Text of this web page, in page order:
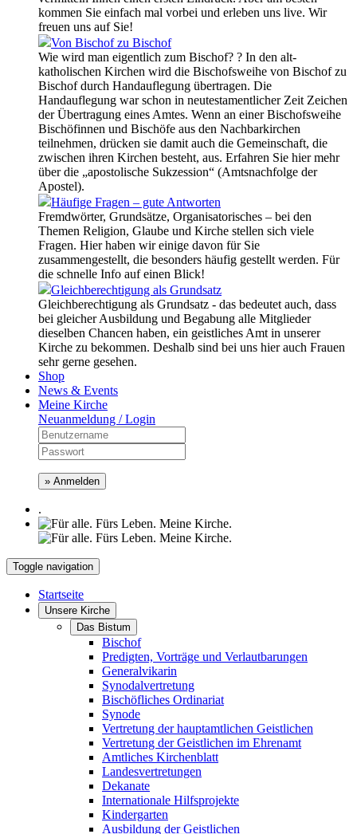
kommen Sie einfach mal vorbei und erleben uns live. Wir
freuen uns auf Sie!
Von Bischof zu Bischof
Wie wird man eigentlich zum Bischof? ? In den alt-
katholischen Kirchen wird die Bischofsweihe von Bischof zu
Bischof durch Handauflegung übertragen. Die
Handauflegung war schon in neutestamentlicher Zeit Zeichen
der Übertragung eines Amtes. Wenn an einer Bischofsweihe
Bischöfinnen und Bischöfe aus den Nachbarkirchen
teilnehmen, drücken sie damit auch die Gemeinschaft, die
zwischen ihren Kirchen besteht, aus. Erfahren Sie hier mehr
über die „apostolische Sukzession“ (Amtsnachfolge der
Apostel).
Häufige Fragen – gute Antworten
Fremdwörter, Grundsätze, Organisatorisches – bei den
Themen Religion, Glaube und Kirche stellen sich viele
Fragen. Hier haben wir einige davon für Sie
zusammengestellt, die besonders häufig gestellt werden. Für
die schnelle Info auf einen Blick!
Gleichberechtigung als Grundsatz
Gleichberechtigung als Grundsatz - das bedeutet auch, dass
bei gleicher Ausbildung und Begabung alle Mitglieder
dieselben Chancen haben, ein geistliches Amt in unserer
Kirche zu bekommen. Deshalb sind bei uns hier auch Frauen
sehr gerne gesehen.
Shop
News & Events
Meine Kirche
Neuanmeldung / Login
» Anmelden
.
Toggle navigation
Startseite
Unsere Kirche
Das Bistum
Bischof
Predigten, Vorträge und Verlautbarungen
Generalvikarin
Synodalvertretung
Bischöfliches Ordinariat
Synode
Vertretung der hauptamtlichen Geistlichen
Vertretung der Geistlichen im Ehrenamt
Amtliches Kirchenblatt
Landesvertretungen
Dekanate
Internationale Hilfsprojekte
Kindergarten
Ausbildung der Geistlichen